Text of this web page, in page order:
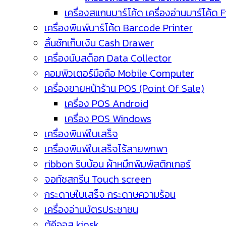
เครื่องสแกนบาร์โค้ด เครื่องอ่านบาร์โค้ด
เครื่องพิมพ์บาร์โค้ด Barcode Printer
ลิ้นชักเก็บเงิน Cash Drawer
เครื่องนับสต็อก Data Collector
คอมพิวเตอร์มือถือ Mobile Computer
เครื่องขายหน้าร้าน POS (Point Of Sale)
เครื่อง POS Android
เครื่อง POS Windows
เครื่องพิมพ์ใบเสร็จ
เครื่องพิมพ์ใบเสร็จไร้สายพกพา
ribbon ริบบ้อน ผ้าหมึกพิมพ์สติกเกอร์
จอทัชสกรีน Touch screen
กระดาษใบเสร็จ กระดาษความร้อน
เครื่องอ่านบัตรประชาชน